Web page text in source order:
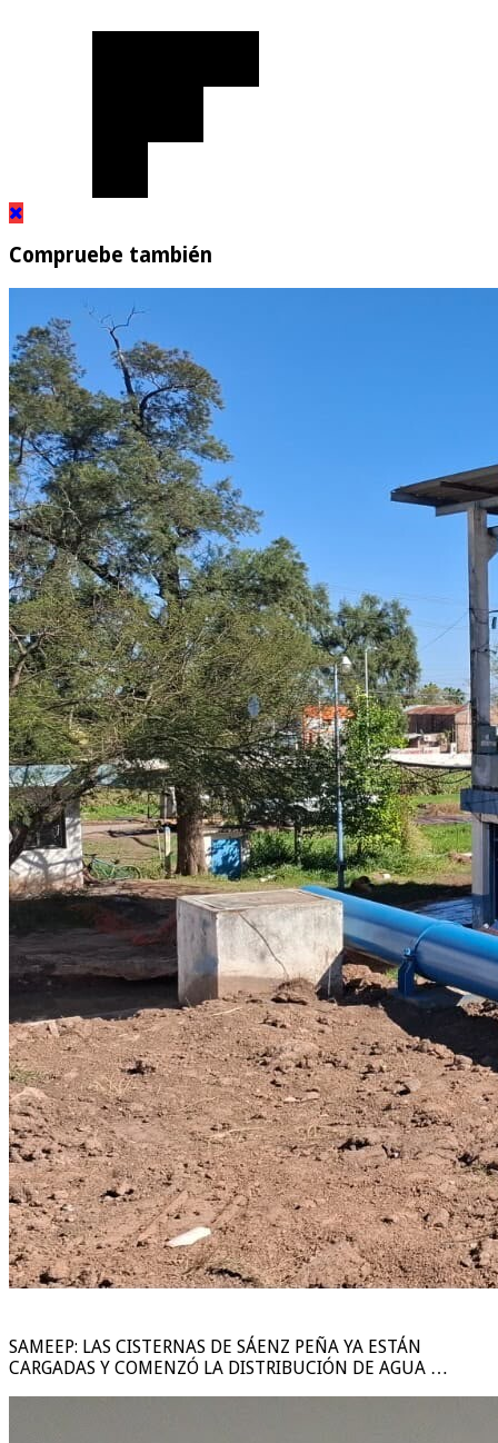
Compruebe también
SAMEEP: LAS CISTERNAS DE SÁENZ PEÑA YA ESTÁN
CARGADAS Y COMENZÓ LA DISTRIBUCIÓN DE AGUA …